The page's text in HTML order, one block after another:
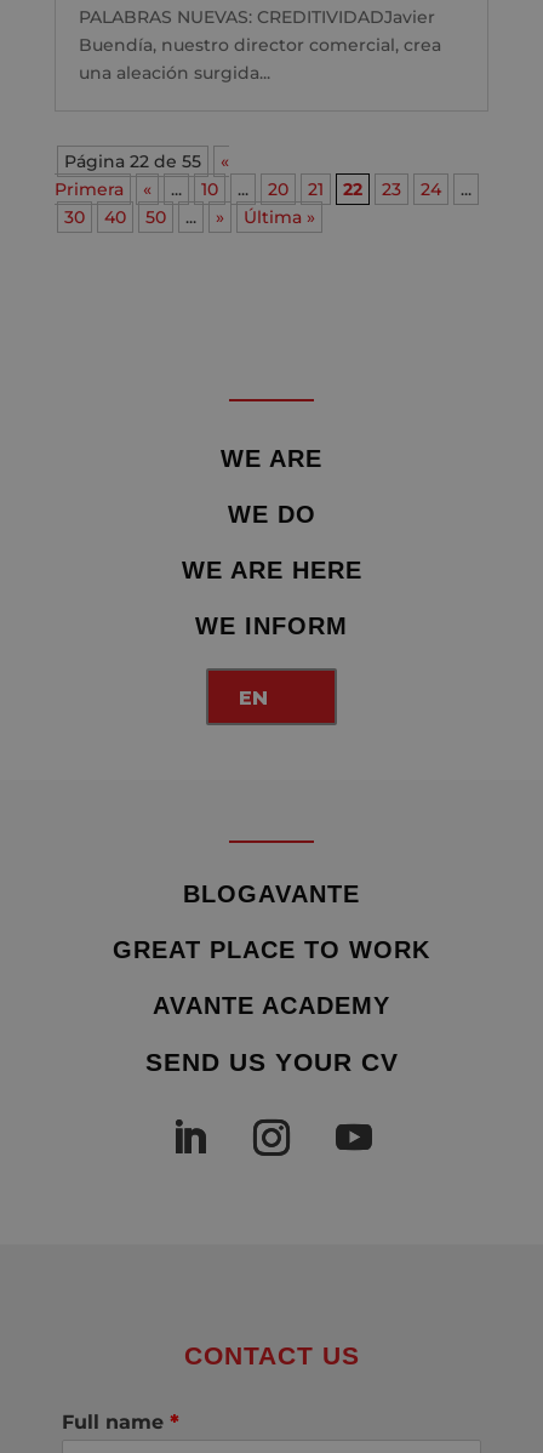
PALABRAS NUEVAS: CREDITIVIDADJavier
Buendía, nuestro director comercial, crea
una aleación surgida...
Página 22 de 55
«
Primera
« ... 10 ... 20 21 22 23 24
...
30
40 50 ... » Última »
WE ARE
WE DO
WE ARE HERE
WE INFORM
EN
BLOGAVANTE
GREAT PLACE TO WORK
AVANTE ACADEMY
SEND US YOUR CV
CONTACT US
Full name *